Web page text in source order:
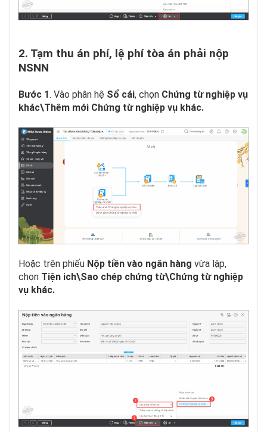
2. Tạm thu án phí, lệ phí tòa án phải nộp
NSNN
Bước 1. Vào phân hệ Sổ cái, chọn Chứng từ nghiệp vụ
khác\Thêm mới Chứng từ nghiệp vụ khác.
Hoặc trên phiếu Nộp tiền vào ngân hàng vừa lập,
chọn Tiện ich\Sao chép chứng từ\Chứng từ nghiệp
vụ khác.